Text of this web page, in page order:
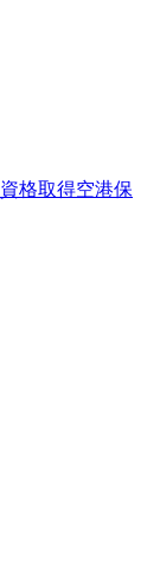
資格取得空港保